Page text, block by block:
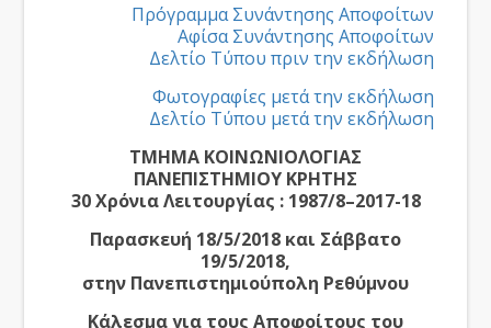
Πρόγραμμα Συνάντησης Αποφοίτων
Aφίσα Συνάντησης Αποφοίτων
Δελτίο Τύπου πριν την εκδήλωση
Φωτογραφίες μετά την εκδήλωση
Δελτίο Τύπου μετά την εκδήλωση
TMHMA KOINΩNIOΛOΓIAΣ
ΠΑΝΕΠΙΣΤΗΜΙΟΥ ΚΡΗΤΗΣ
30 Χρόνια Λειτουργίας : 1987/8–2017-18
Παρασκευή 18/5/2018 και Σάββατο
19/5/2018,
στην Πανεπιστημιούπολη Ρεθύμνου
Κάλεσμα για τους Αποφοίτους του